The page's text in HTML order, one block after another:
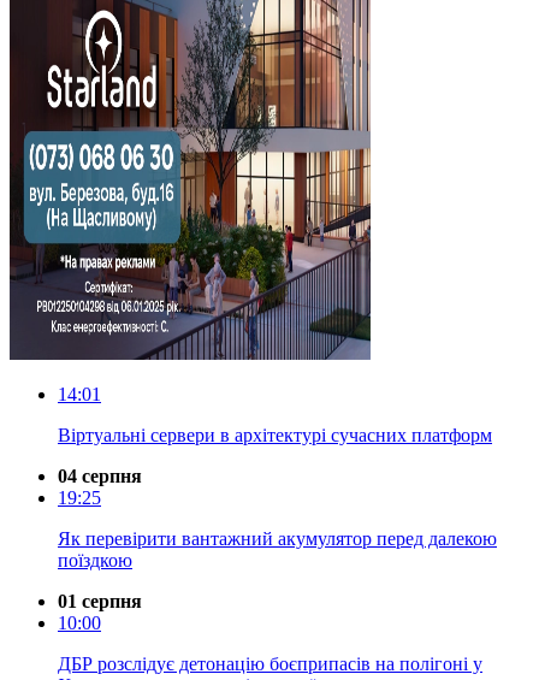
14:01
Віртуальні сервери в архітектурі сучасних платформ
04 серпня
19:25
Як перевірити вантажний акумулятор перед далекою
поїздкою
01 серпня
10:00
ДБР розслідує детонацію боєприпасів на полігоні у